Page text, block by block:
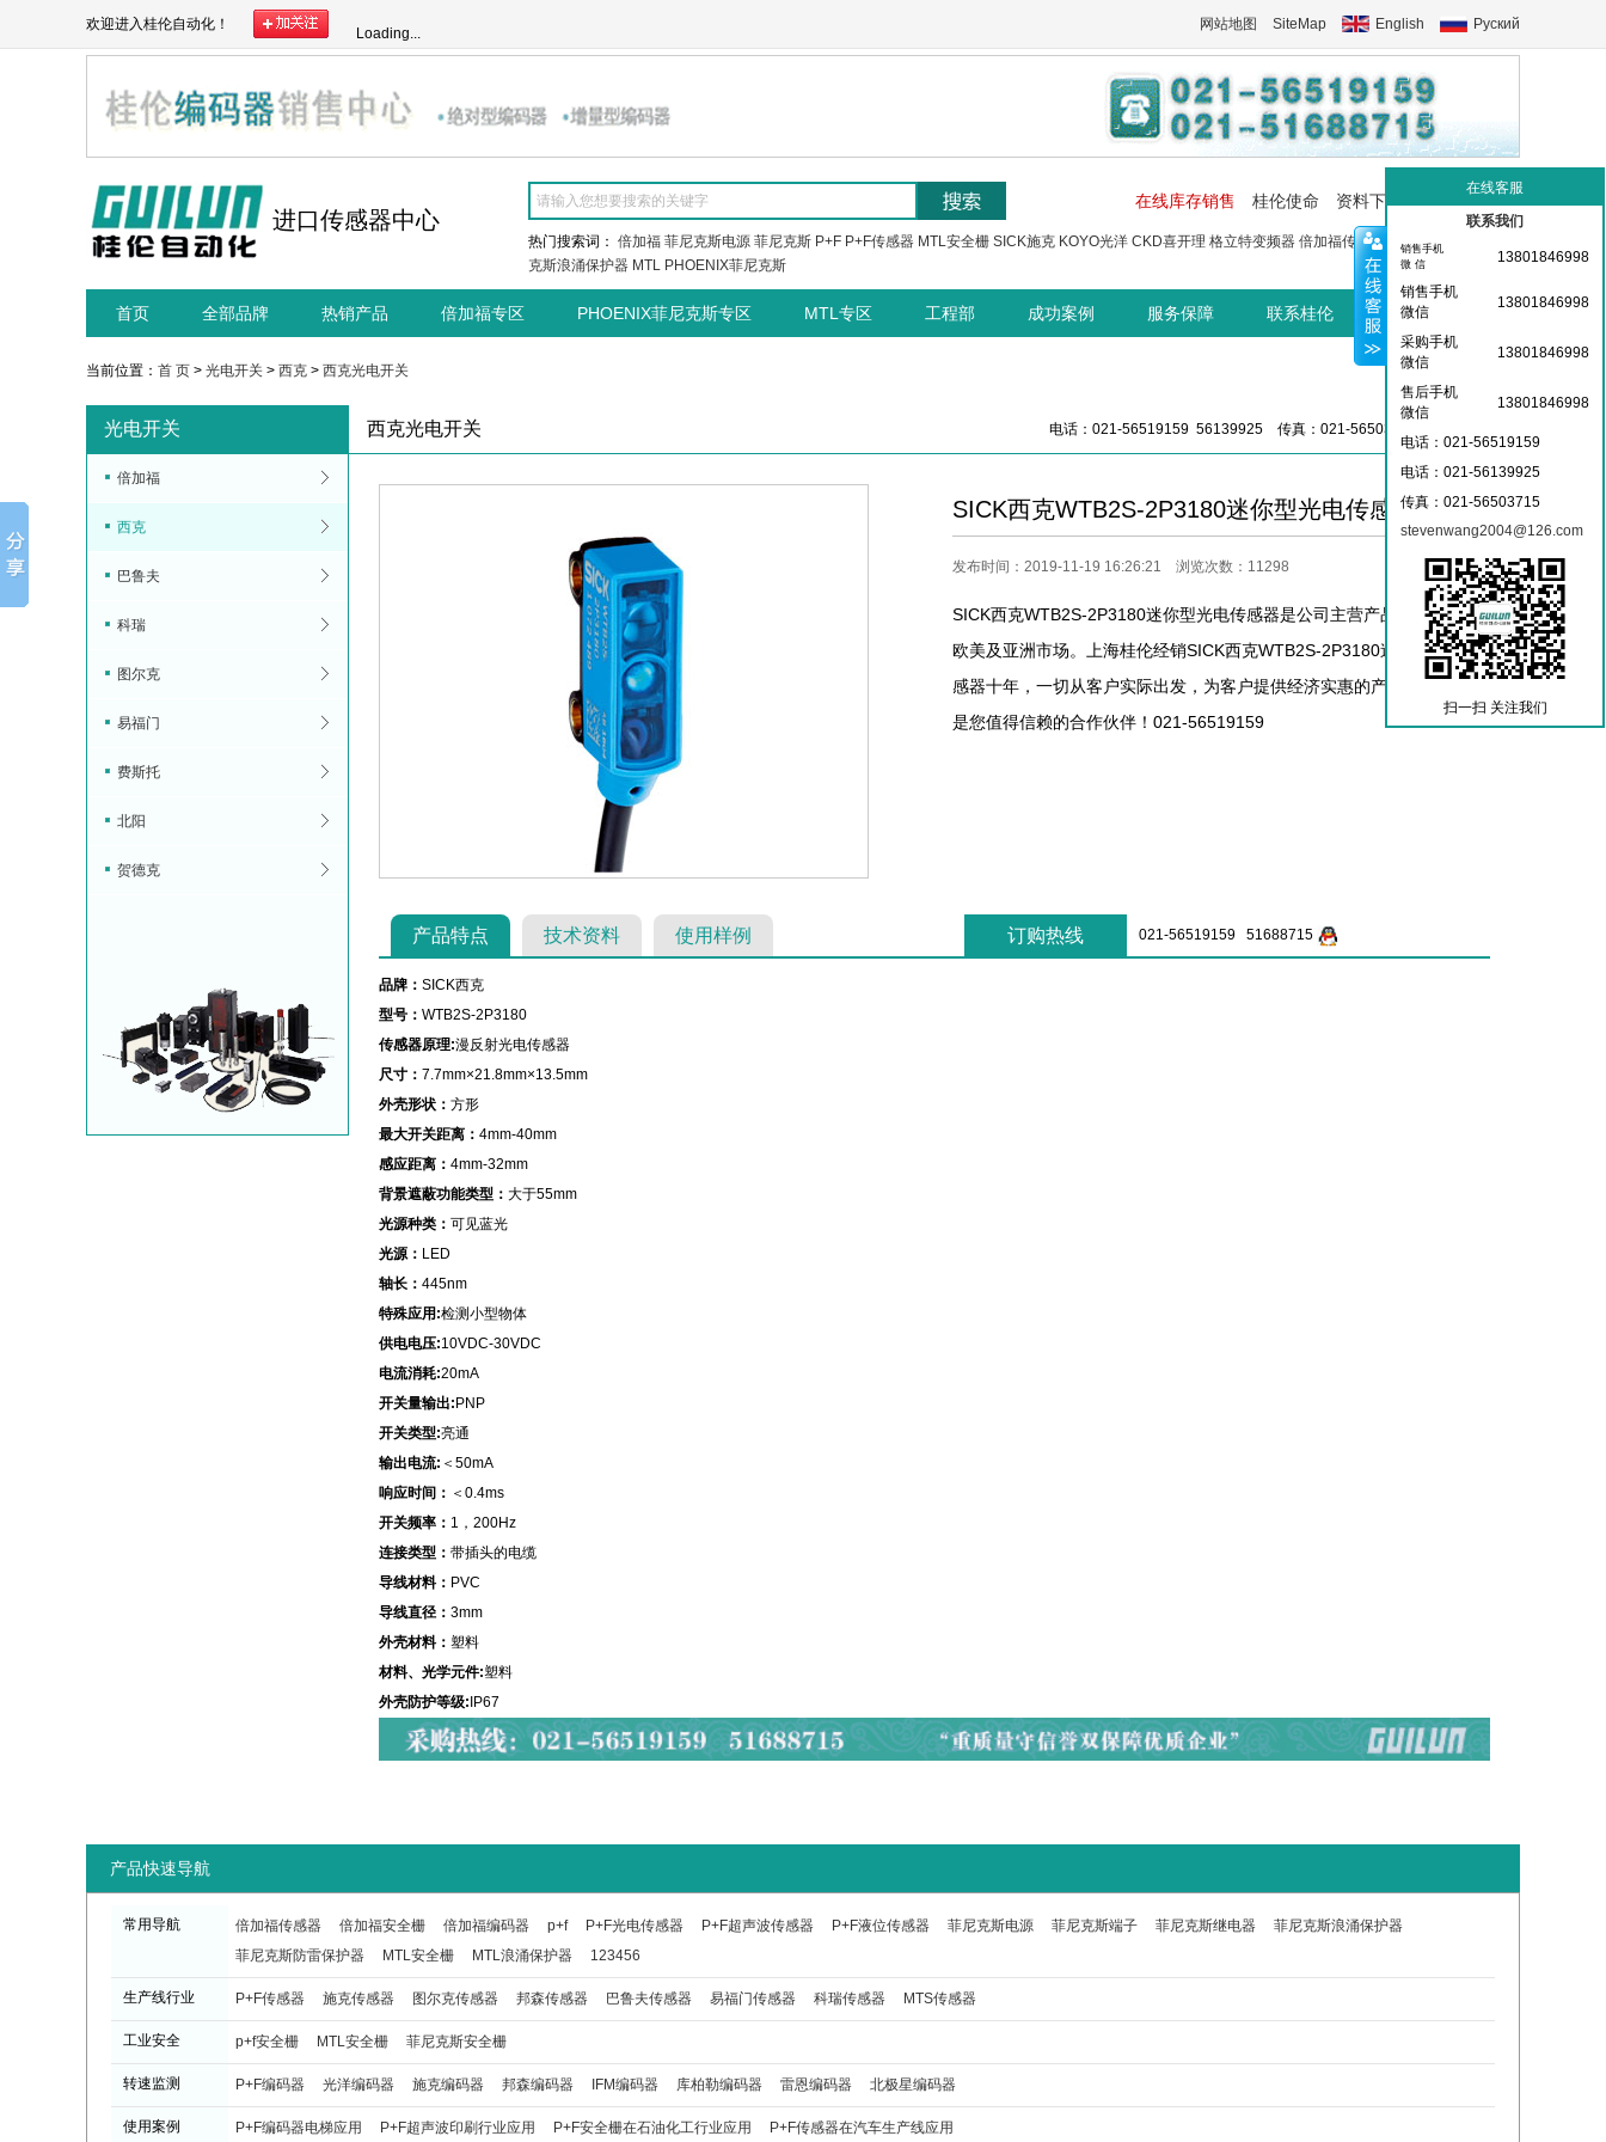
欢迎进入桂伦自动化！
Loading...
网站地图 SiteMap English Руский
进口传感器中心
在线库存销售 桂伦使命 资料下载 工控交流中心
热门搜索词： 倍加福 菲尼克斯电源 菲尼克斯 P+F P+F传感器 MTL安全栅 SICK施克 KOYO光洋 CKD喜开理 格立特变频器 倍加福传感器 菲尼克斯端子
克斯浪涌保护器 MTL PHOENIX菲尼克斯
首页 全部品牌 热销产品 倍加福专区 PHOENIX菲尼克斯专区 MTL专区 工程部 成功案例 服务保障 联系桂伦 桂伦资讯中心
当前位置： 首 页 > 光电开关 > 西克 > 西克光电开关
光电开关
倍加福
西克
巴鲁夫
科瑞
图尔克
易福门
费斯托
北阳
贺德克
西克光电开关 电话：021-56519159 56139925 传真：021-56503715 36359826
SICK西克WTB2S-2P3180迷你型光电传感器
发布时间：2019-11-19 16:26:21 浏览次数：11298
SICK西克WTB2S-2P3180迷你型光电传感器是公司主营产品之一，热销
欧美及亚洲市场。上海桂伦经销SICK西克WTB2S-2P3180迷你型光电传
感器十年，一切从客户实际出发，为客户提供经济实惠的产品解决方案，
是您值得信赖的合作伙伴！021-56519159
产品特点 技术资料 使用样例 订购热线 021-56519159 51688715
品牌： SICK西克
型号： WTB2S-2P3180
传感器原理:漫反射光电传感器
尺寸： 7.7mm×21.8mm×13.5mm
外壳形状： 方形
最大开关距离： 4mm-40mm
感应距离： 4mm-32mm
背景遮蔽功能类型： 大于55mm
光源种类： 可见蓝光
光源： LED
轴长： 445nm
特殊应用:检测小型物体
供电电压:10VDC-30VDC
电流消耗:20mA
开关量输出: PNP
开关类型:亮通
输出电流: ＜50mA
响应时间： ＜0.4ms
开关频率： 1，200Hz
连接类型： 带插头的电缆
导线材料： PVC
导线直径： 3mm
外壳材料： 塑料
材料、光学元件:塑料
外壳防护等级: IP67
产品快速导航
常用导航 倍加福传感器 倍加福安全栅 倍加福编码器 p+f P+F光电传感器 P+F超声波传感器 P+F液位传感器 菲尼克斯电源 菲尼克斯端子 菲尼克斯继电器
菲尼克斯浪涌保护器
菲尼克斯防雷保护器
MTL安全栅 MTL浪涌保护器 123456
生产线行业 P+F传感器 施克传感器 图尔克传感器 邦森传感器 巴鲁夫传感器 易福门传感器 科瑞传感器 MTS传感器
工业安全 p+f安全栅 MTL安全栅 菲尼克斯安全栅
转速监测 P+F编码器 光洋编码器 施克编码器 邦森编码器 IFM编码器 库柏勒编码器 雷恩编码器 北极星编码器
使用案例 P+F编码器电梯应用 P+F超声波印刷行业应用 P+F安全栅在石油化工行业应用 P+F传感器在汽车生产线应用
在线客服
联系我们
销售手机
微 信
13801846998
销售手机
微信
13801846998
采购手机
微信
13801846998
售后手机
微信
13801846998
电话：021-56519159
电话：021-56139925
传真：021-56503715
stevenwang2004@126.com
扫一扫 关注我们